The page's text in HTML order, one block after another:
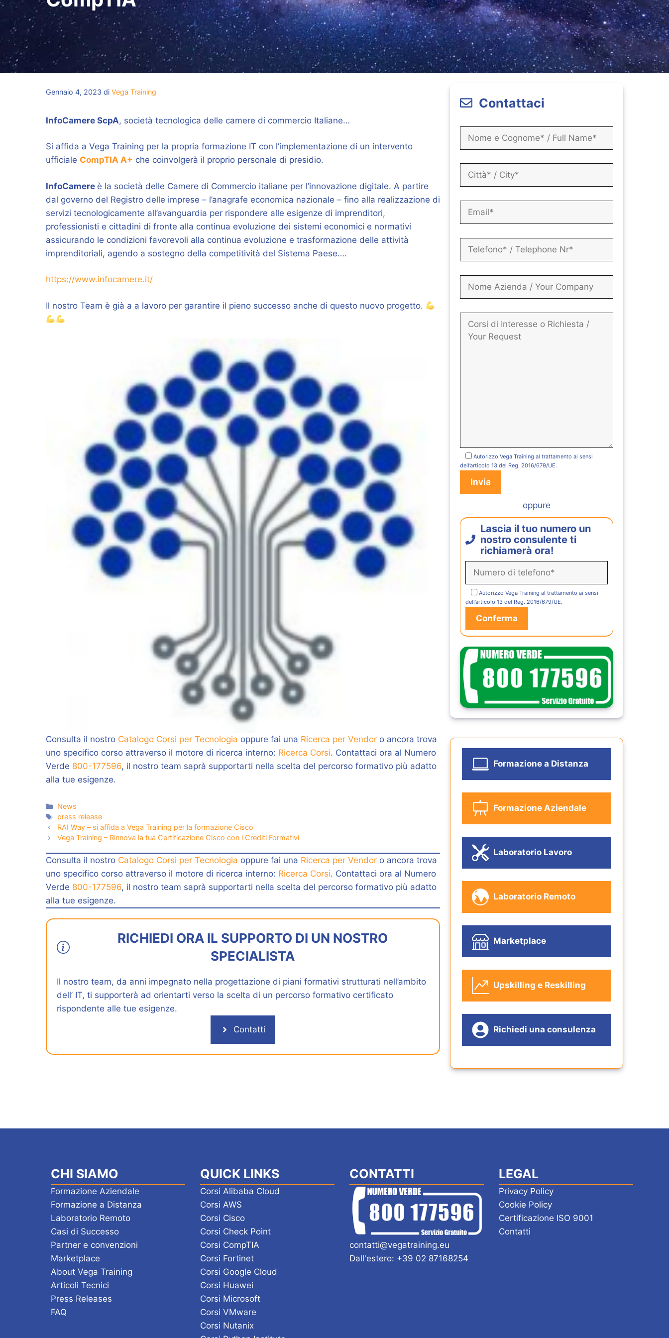
Gennaio 4, 2023 di Vega Training
InfoCamere ScpA, società tecnologica delle camere di commercio Italiane…
Si affida a Vega Training per la propria formazione IT con l’implementazione di un intervento
ufficiale CompTIA A+ che coinvolgerà il proprio personale di presidio.
InfoCamere è la società delle Camere di Commercio italiane per l’innovazione digitale. A partire
dal governo del Registro delle imprese – l’anagrafe economica nazionale – fino alla realizzazione di
servizi tecnologicamente all’avanguardia per rispondere alle esigenze di imprenditori,
professionisti e cittadini di fronte alla continua evoluzione dei sistemi economici e normativi
assicurando le condizioni favorevoli alla continua evoluzione e trasformazione delle attività
imprenditoriali, agendo a sostegno della competitività del Sistema Paese….
https://www.infocamere.it/
Il nostro Team è già a a lavoro per garantire il pieno successo anche di questo nuovo progetto.
Consulta il nostro Catalogo Corsi per Tecnologia oppure fai una Ricerca per Vendor o ancora trova
uno specifico corso attraverso il motore di ricerca interno: Ricerca Corsi. Contattaci ora al Numero
Verde 800-177596, il nostro team saprà supportarti nella scelta del percorso formativo più adatto
alla tue esigenze.
Categorie
News
Tag
press release
RAI Way – si affida a Vega Training per la formazione Cisco
Vega Training – Rinnova la tua Certificazione Cisco con i Crediti Formativi
Consulta il nostro Catalogo Corsi per Tecnologia oppure fai una Ricerca per Vendor o ancora trova
uno specifico corso attraverso il motore di ricerca interno: Ricerca Corsi. Contattaci ora al Numero
Verde 800-177596, il nostro team saprà supportarti nella scelta del percorso formativo più adatto
alla tue esigenze.
RICHIEDI ORA IL SUPPORTO DI UN NOSTRO
SPECIALISTA
Il nostro team, da anni impegnato nella progettazione di piani formativi strutturati nell’ambito
dell’ IT, ti supporterà ad orientarti verso la scelta di un percorso formativo certificato
rispondente alle tue esigenze.
Contatti
Contattaci
Autorizzo Vega Training al trattamento ai sensi
dell’articolo 13 del Reg. 2016/679/UE.
oppure
Lascia il tuo numero un
nostro consulente ti
richiamerà ora!
Autorizzo Vega Training al trattamento ai sensi
dell’articolo 13 del Reg. 2016/679/UE.
Formazione a Distanza
Formazione Aziendale
Laboratorio Lavoro
Laboratorio Remoto
Marketplace
Upskilling e Reskilling
Richiedi una consulenza
CHI SIAMO
Formazione Aziendale
Formazione a Distanza
Laboratorio Remoto
Casi di Successo
Partner e convenzioni
Marketplace
About Vega Training
Articoli Tecnici
Press Releases
FAQ
QUICK LINKS
Corsi Alibaba Cloud
Corsi AWS
Corsi Cisco
Corsi Check Point
Corsi CompTIA
Corsi Fortinet
Corsi Google Cloud
Corsi Huawei
Corsi Microsoft
Corsi VMware
Corsi Nutanix
CONTATTI
contatti@vegatraining.eu
Dall'estero: +39 02 87168254
LEGAL
Privacy Policy
Cookie Policy
Certificazione ISO 9001
Contatti